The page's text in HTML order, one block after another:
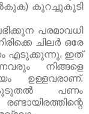
കുറച്ചുകൂടി
പരമാവധി
ചിലര്‍ ഒരേ
എടുക്കുന്നു. ഇത്
നിങ്ങളെ
ഉള്ളവരാണ്.
കൂടുതല്‍ പണം